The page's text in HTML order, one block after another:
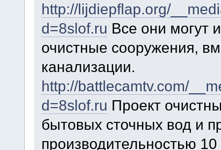
http://lijdiepflap.org/
d=8slof.ru Все они могут
очистные сооружения,
канализации.
http://battlecamtv.com/
d=8slof.ru Проект
бытовых сточных вод и
производительностью